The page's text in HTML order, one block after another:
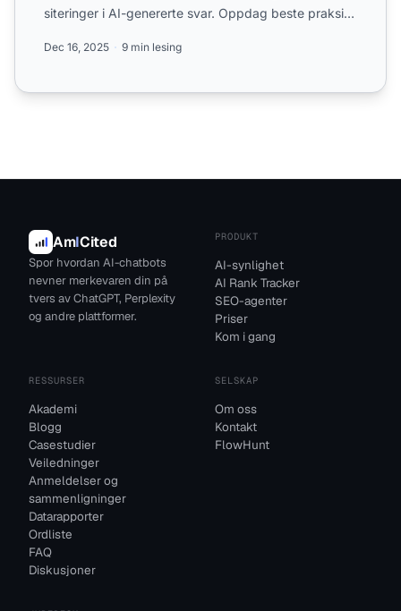
siteringer i AI-genererte svar. Oppdag beste praksis
Dec 16, 2025 9 min lesing
AmICited
Spor hvordan AI-chatbots
nevner merkevaren din på
tvers av ChatGPT, Perplexity
og andre plattformer.
PRODUKT
AI-synlighet
AI Rank Tracker
SEO-agenter
Priser
Kom i gang
RESSURSER
Akademi
Blogg
Casestudier
Veiledninger
Anmeldelser og
sammenligninger
Datarapporter
Ordliste
FAQ
Diskusjoner
SELSKAP
Om oss
Kontakt
FlowHunt